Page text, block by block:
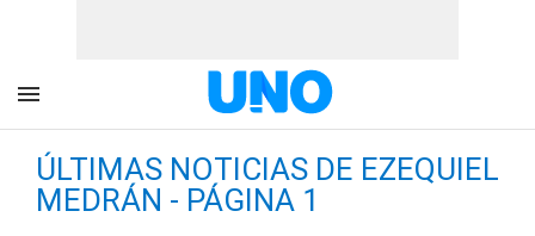
ÚLTIMAS NOTICIAS DE EZEQUIEL
MEDRÁN - PÁGINA 1